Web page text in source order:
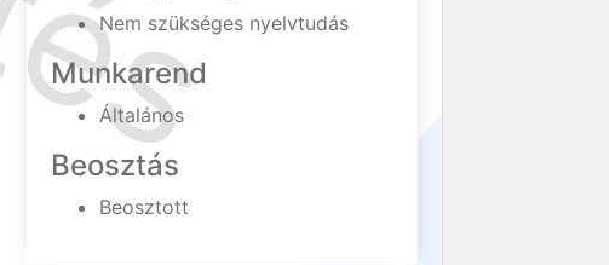
Nem szükséges nyelvtudás
Munkarend
Általános
Beosztás
Beosztott